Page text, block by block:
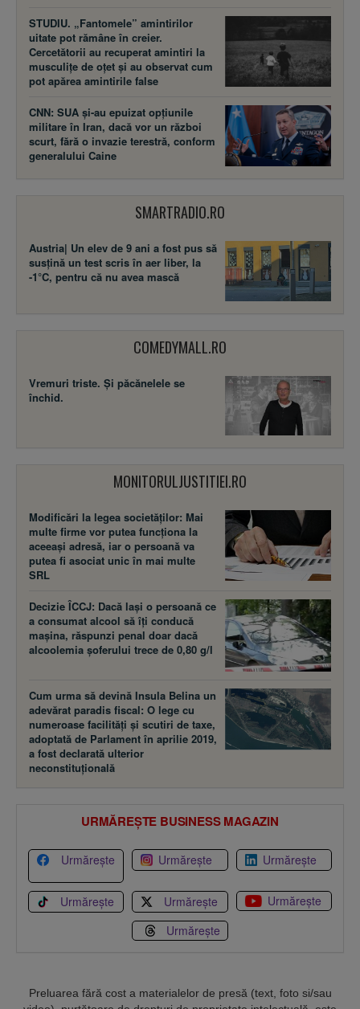
STUDIU. „Fantomele” amintirilor
uitate pot rămâne în creier.
Cercetătorii au recuperat amintiri la
musculițe de oțet și au observat cum
pot apărea amintirile false
CNN: SUA şi-au epuizat opțiunile
militare în Iran, dacă vor un război
scurt, fără o invazie terestră, conform
generalului Caine
SMARTRADIO.RO
Austria| Un elev de 9 ani a fost pus să
susţină un test scris în aer liber, la
-1°C, pentru că nu avea mască
COMEDYMALL.RO
Vremuri triste. Şi păcănelele se
închid.
MONITORULJUSTITIEI.RO
Modificări la legea societăţilor: Mai
multe firme vor putea funcţiona la
aceeaşi adresă, iar o persoană va
putea fi asociat unic în mai multe
SRL
Decizie ÎCCJ: Dacă laşi o persoană ce
a consumat alcool să îţi conducă
maşina, răspunzi penal doar dacă
alcoolemia şoferului trece de 0,80 g/l
Cum urma să devină Insula Belina un
adevărat paradis fiscal: O lege cu
numeroase facilităţi şi scutiri de taxe,
adoptată de Parlament în aprilie 2019,
a fost declarată ulterior
neconstituţională
URMĂREȘTE BUSINESS MAGAZIN
Urmărește Urmărește Urmărește
Urmărește Urmărește
Urmărește
Urmărește
Preluarea fără cost a materialelor de presă (text, foto si/sau